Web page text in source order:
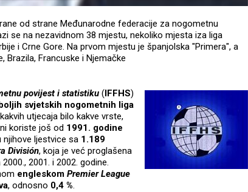
od strane Međunarodne federacije za nogometnu
se na nezavidnom 38 mjestu, nekoliko mjesta iza liga
i Crne Gore. Na prvom mjestu je španjolska "Primera", a
Brazila, Francuske i Njemačke
povijest i statistiku (IFFHS)
svjetskih nogometnih liga
utjecaja bilo kakve vrste,
koriste još od 1991. godine
njihove ljestvice sa 1.189
División, koja je već proglašena
2001. i 2002. godine.
engleskom Premier League
, odnosno 0,4 %.